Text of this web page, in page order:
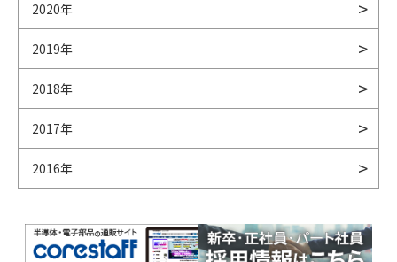
2020年
2019年
2018年
2017年
2016年